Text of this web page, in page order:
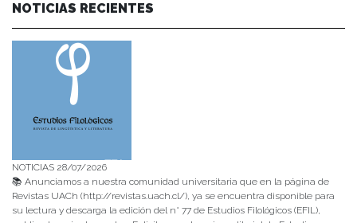
NOTICIAS RECIENTES
NOTICIAS 28/07/2026
📚 Anunciamos a nuestra comunidad universitaria que en la página de
Revistas UACh (http://revistas.uach.cl/), ya se encuentra disponible para
su lectura y descarga la edición del n° 77 de Estudios Filológicos (EFIL),